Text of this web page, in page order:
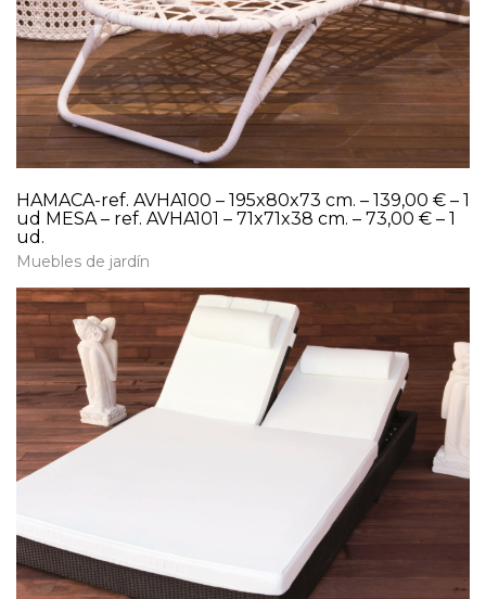
HAMACA-ref. AVHA100 – 195x80x73 cm. – 139,00 € – 1
ud MESA – ref. AVHA101 – 71x71x38 cm. – 73,00 € – 1
ud.
Muebles de jardín